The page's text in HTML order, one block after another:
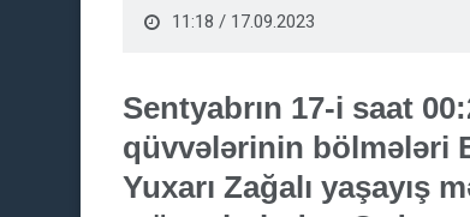
11:18 / 17.09.2023
Sentyabrın 17-i saat
qüvvələrinin bölmələri
Yuxarı Zağalı yaşayış